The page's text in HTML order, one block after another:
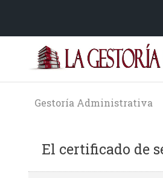
Gestoría Administrativa
El certificado de